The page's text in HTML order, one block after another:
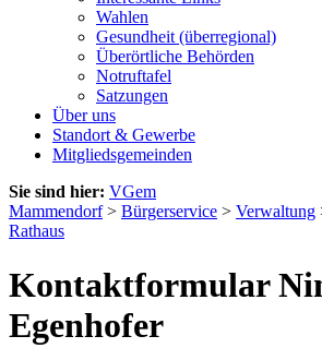
Wahlen
Gesundheit (überregional)
Überörtliche Behörden
Notruftafel
Satzungen
Über uns
Standort & Gewerbe
Mitgliedsgemeinden
Sie sind hier: VGem
Mammendorf> Bürgerservice > Verwaltung
Rathaus
Kontaktformular
Egenhofer